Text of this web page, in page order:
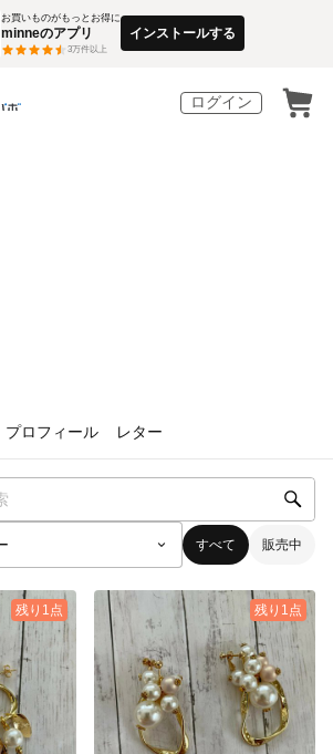
お買いものがもっとお得に
minneのアプリ
3万件以上
インストールする
ログイン
プロフィール レター
すべて 販売中
残り1点 残り1点